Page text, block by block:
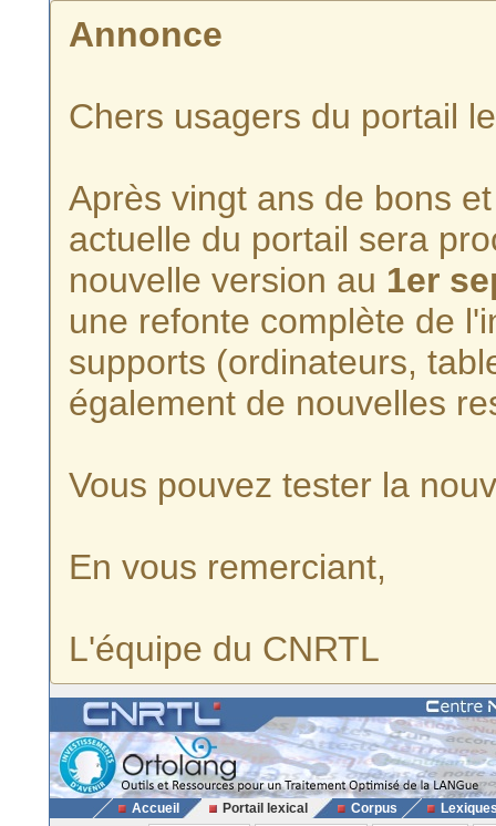
Annonce
Chers usagers du portail
Après vingt ans de bons
actuelle du portail sera
nouvelle version au 1er
une refonte complète de
supports (ordinateurs,
également de nouvelles
Vous pouvez tester la
En vous remerciant,
L'équipe du CNRTL
Accueil Portail lexical Corpus